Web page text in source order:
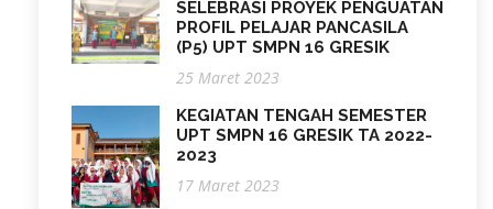
SELEBRASI PROYEK PENGUATAN
PROFIL PELAJAR PANCASILA
(P5) UPT SMPN 16 GRESIK
25 Maret 2023
KEGIATAN TENGAH SEMESTER
UPT SMPN 16 GRESIK TA 2022-
2023
17 Maret 2023